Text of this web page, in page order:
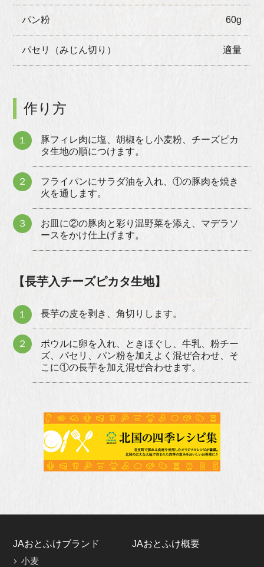
パン粉 60g
パセリ（みじん切り） 適量
作り方
１
豚フィレ肉に塩、胡椒をし小麦粉、チーズピカ
タ生地の順につけます。
２
フライパンにサラダ油を入れ、①の豚肉を焼き
火を通します。
３
お皿に②の豚肉と彩り温野菜を添え、マデラソ
ースをかけ仕上げます。
【長芋入チーズピカタ生地】
１ 長芋の皮を剥き、角切りします。
２
ボウルに卵を入れ、ときほぐし、牛乳、粉チー
ズ、パセリ、パン粉を加えよく混ぜ合わせ、そ
こに①の長芋を加え混ぜ合わせます。
JAおとふけブランド
小麦
JAおとふけ概要